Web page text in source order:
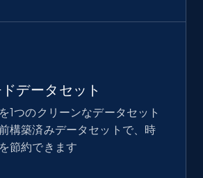
products
Brand, Description, Initial
データセット
1つのクリーンなデータセット
構築済みデータセットで、時
節約できます